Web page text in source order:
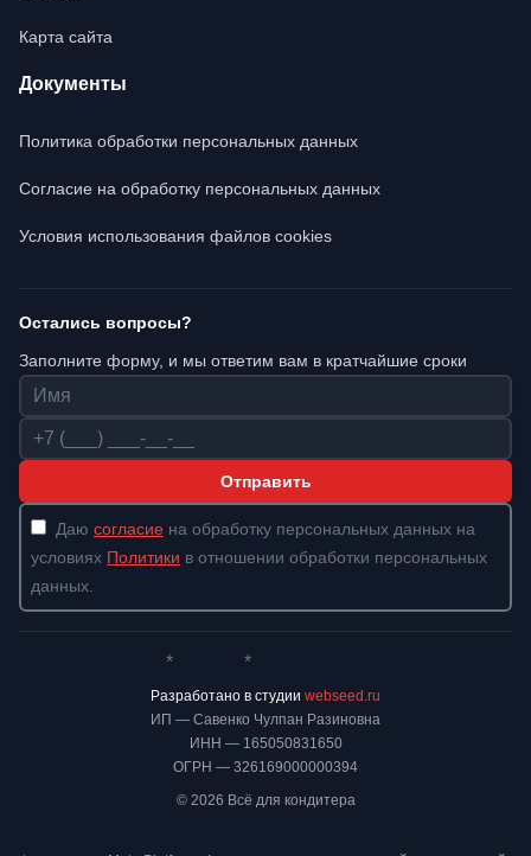
Карта сайта
Документы
Политика обработки персональных данных
Согласие на обработку персональных данных
Условия использования файлов cookies
Остались вопросы?
Заполните форму, и мы ответим вам в кратчайшие сроки
Имя
Телефон
Отправить
Даю согласие на обработку персональных данных на
условиях Политики в отношении обработки персональных
данных.
ИП — Савенко Чулпан Разиновна
ИНН — 165050831650
ОГРН — 326169000000394
© 2026 Всё для кондитера
* *
Разработано в студии webseed.ru